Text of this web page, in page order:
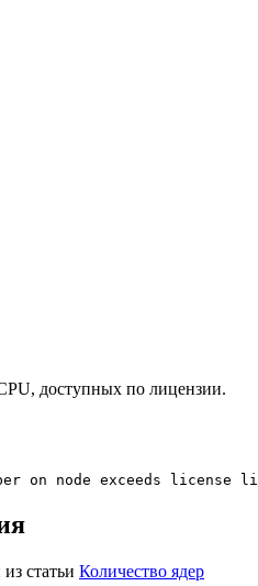
доступных по лицензии.
on node exceeds license
статьи Количество ядер